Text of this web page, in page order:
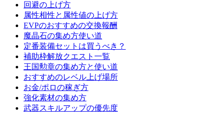
回避の上げ方
属性相性と属性値の上げ方
EVPのおすすめの交換報酬
魔晶石の集め方使い道
定番装備セットは買うべき？
補助枠解放クエスト一覧
王国勲章の集め方と使い道
おすすめのレベル上げ場所
お金/ポロの稼ぎ方
強化素材の集め方
武器スキルアップの優先度